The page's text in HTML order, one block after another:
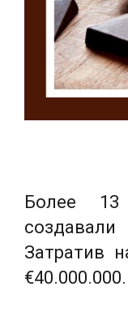
Более
Затратив
€40.000.000.